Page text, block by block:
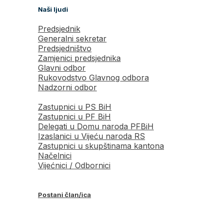
Naši ljudi
Predsjednik
Generalni sekretar
Predsjedništvo
Zamjenici predsjednika
Glavni odbor
Rukovodstvo Glavnog odbora
Nadzorni odbor
Zastupnici u PS BiH
Zastupnici u PF BiH
Delegati u Domu naroda PFBiH
Izaslanici u Vijeću naroda RS
Zastupnici u skupštinama kantona
Načelnici
Vijećnici / Odbornici
Postani član/ica